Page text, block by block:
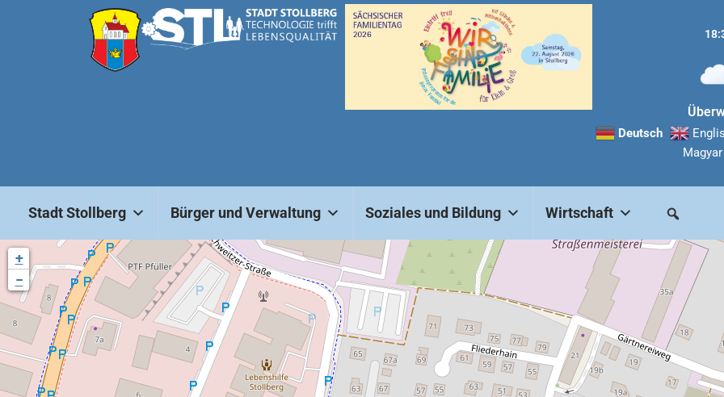
Deutsch
Magyar
Stadt Stollberg Bürger und Verwaltung Soziales und Bildung Wirtschaft
+
−